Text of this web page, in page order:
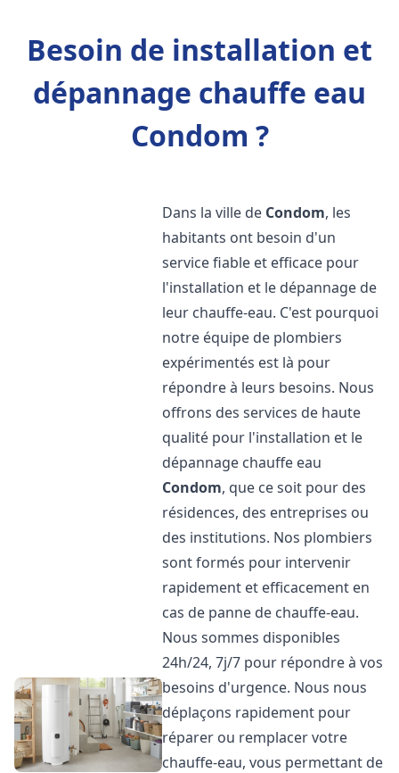
Besoin de installation et
dépannage chauffe eau
Condom ?
Dans la ville de Condom, les
habitants ont besoin d'un
service fiable et efficace pour
l'installation et le dépannage de
leur chauffe-eau. C'est pourquoi
notre équipe de plombiers
expérimentés est là pour
répondre à leurs besoins. Nous
offrons des services de haute
qualité pour l'installation et le
dépannage chauffe eau
Condom, que ce soit pour des
résidences, des entreprises ou
des institutions. Nos plombiers
sont formés pour intervenir
rapidement et efficacement en
cas de panne de chauffe-eau.
Nous sommes disponibles
24h/24, 7j/7 pour répondre à vos
besoins d'urgence. Nous nous
déplaçons rapidement pour
réparer ou remplacer votre
chauffe-eau, vous permettant de